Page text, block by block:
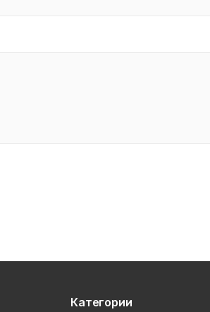
Категории